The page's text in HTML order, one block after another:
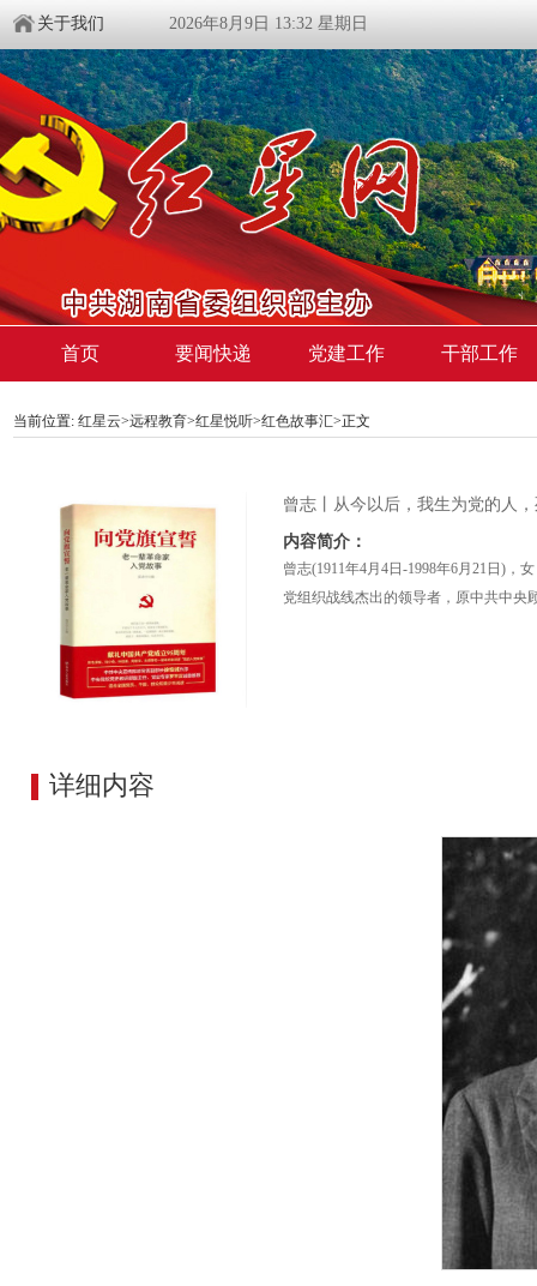
关于我们 2026年8月9日 13:32 星期日
首页 要闻快递 党建工作 干部工作
当前位置: 红星云>远程教育>红星悦听>红色故事汇>正文
曾志丨从今以后，我生为党的人
内容简介：
曾志(1911年4月4日-1998年6月21日)，
党组织战线杰出的领导者，原中共中央
详细内容